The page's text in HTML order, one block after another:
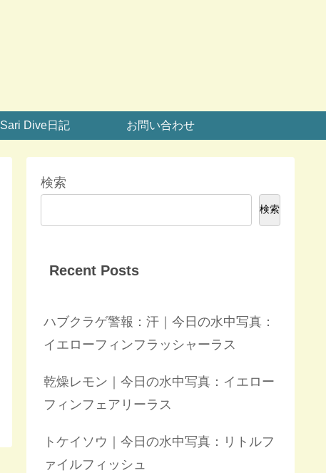
Sari Dive日記 お問い合わせ
検索
検索
Recent Posts
ハブクラゲ警報：汗｜今日の水中写真：
イエローフィンフラッシャーラス
乾燥レモン｜今日の水中写真：イエロー
フィンフェアリーラス
トケイソウ｜今日の水中写真：リトルフ
ァイルフィッシュ